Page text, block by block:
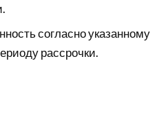
согласно указанному
рассрочки.